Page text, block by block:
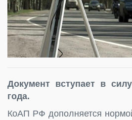
Документ вступает в
года.
КоАП РФ дополняется